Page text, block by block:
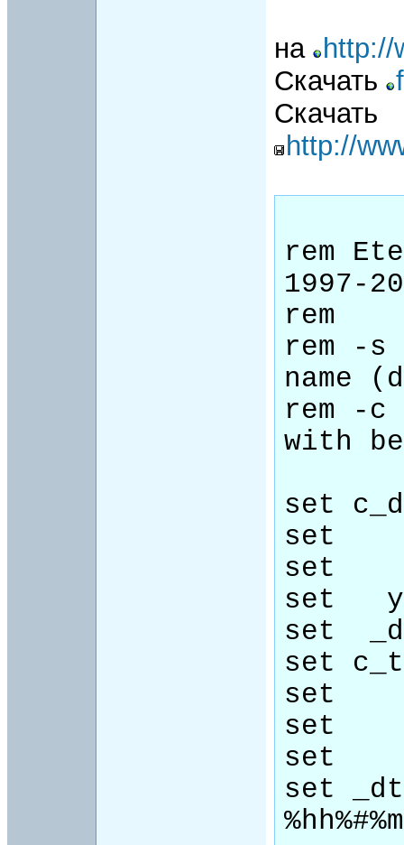
на
http://
Скачать
Скачать
http://
rem
1997-
rem
rem -s
name
rem -
with
set
set
set
set
set
set
set
set
set
set